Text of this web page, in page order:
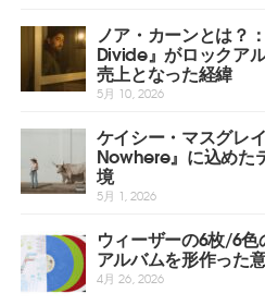
ノア・カーンとは？
Divide』がロックア
売上となった経緯
5月 10, 2026
ケイシー・マスグレ
Nowhere』に込めた
境
5月 1, 2026
ウィーザーの6枚/6色
アルバムを形作った
4月 26, 2026